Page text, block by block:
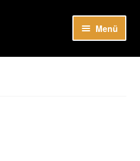
zu hören: Spotify
Menü